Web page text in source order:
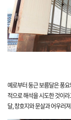
예로부터 둥근 보름달은 풍
적으로 해석을 시도한 것이
달, 창호지와 문살과 어우러